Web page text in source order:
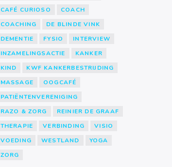
CAFÉ CURIOSO
COACH
COACHING
DE BLINDE VINK
DEMENTIE
FYSIO
INTERVIEW
INZAMELINGSACTIE
KANKER
KIND
KWF KANKERBESTRIJDING
MASSAGE
OOGCAFÉ
PATIËNTENVERENIGING
RAZO & ZORG
REINIER DE GRAAF
THERAPIE
VERBINDING
VISIO
VOEDING
WESTLAND
YOGA
ZORG